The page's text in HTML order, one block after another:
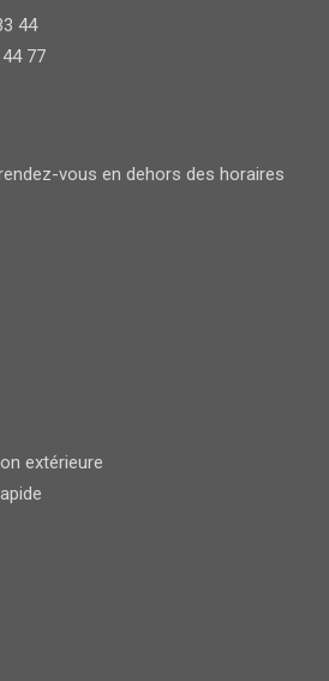
44
77
vous en dehors des horaires
extérieure